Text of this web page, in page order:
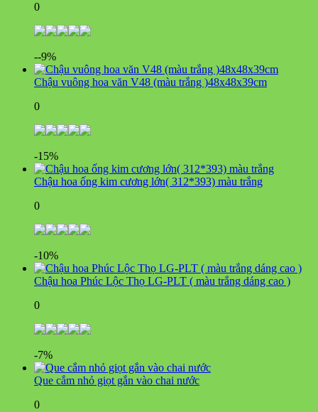
0
--9%
Chậu vuông hoa văn V48 (màu trắng )48x48x39cm
0
-15%
Chậu hoa ống kim cương lớn( 312*393) màu trắng
0
-10%
Chậu hoa Phúc Lộc Thọ LG-PLT ( màu trắng dáng cao )
0
-7%
Que cắm nhỏ giọt gắn vào chai nước
0